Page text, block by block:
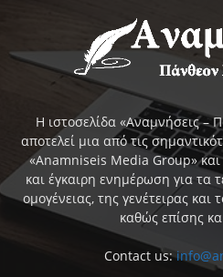
Η ιστοσελίδα «Αναμνήσεις –
αποτελεί μια από τις
«Anamniseis Media Group» και
και έγκαιρη ενημέρωση για τα
ομογένειας, της γενέτειρας
καθώς επίσης
Contact us: